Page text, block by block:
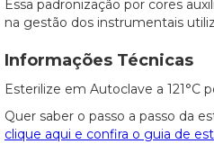
Essa padronização por cores
na gestão dos instrumentais
Informações Técnicas
Esterilize em Autoclave a 121°C
Quer saber o passo a passo da
clique aqui e confira o guia de